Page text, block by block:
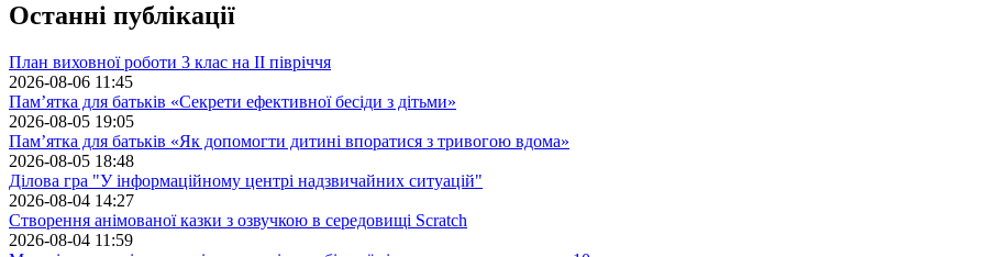
Останні публікації
План виховної роботи 3 клас на II півріччя
2026-08-06 11:45
Пам’ятка для батьків «Секрети ефективної бесіди з дітьми»
2026-08-05 19:05
Пам’ятка для батьків «Як допомогти дитині впоратися з тривогою вдома»
2026-08-05 18:48
Ділова гра "У інформаційному центрі надзвичайних ситуацій"
2026-08-04 14:27
Створення анімованої казки з озвучкою в середовищі Scratch
2026-08-04 11:59